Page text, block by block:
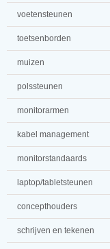
voetensteunen
toetsenborden
muizen
polssteunen
monitorarmen
kabel management
monitorstandaards
laptop/tabletsteunen
concepthouders
schrijven en tekenen